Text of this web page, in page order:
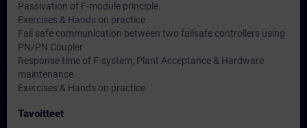
Passivation of F-module principle.
Exercises & Hands on practice
Fail safe communication between two failsafe controllers using
PN/PN Coupler
Response time of F-system, Plant Acceptance & Hardware
maintenance
Exercises & Hands on practice
Tavoitteet